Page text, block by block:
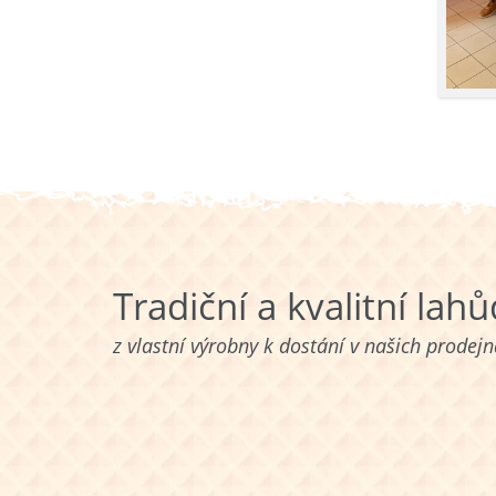
Tradiční a kvalitní
z vlastní výrobny k dostání v našich